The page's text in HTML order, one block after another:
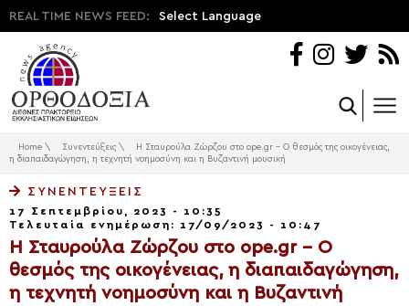
REAL TIME NEWS FEED: Select Language
Home \ Συνεντεύξεις \
Η Σταυρούλα Ζώρζου στο ope.gr – Ο θεσμός της οικογένειας,
η διαπαιδαγώγηση, η τεχνητή νοημοσύνη και η Βυζαντινή μουσική
ΣΥΝΕΝΤΕΎΞΕΙΣ
17 Σεπτεμβρίου, 2023 - 10:35
Τελευταία ενημέρωση: 17/09/2023 - 10:47
Η Σταυρούλα Ζώρζου στο ope.gr – Ο
θεσμός της οικογένειας, η διαπαιδαγώγηση,
η τεχνητή νοημοσύνη και η Βυζαντινή